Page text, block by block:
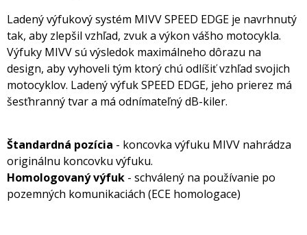
Ladený výfukový systém MIVV SPEED EDGE je navrhnutý
tak, aby zlepšil vzhľad, zvuk a výkon vášho motocykla.
Výfuky MIVV sú výsledok maximálneho dôrazu na
design, aby vyhoveli tým ktorý chú odlíšiť vzhľad svojich
motocyklov. Ladený výfuk SPEED EDGE, jeho prierez má
šesťhranný tvar a má odnímateľný dB-kiler.
Štandardná pozícia - koncovka výfuku MIVV nahrádza
originálnu koncovku výfuku.
Homologovaný výfuk - schválený na používanie po
pozemných komunikaciách (ECE homologace)